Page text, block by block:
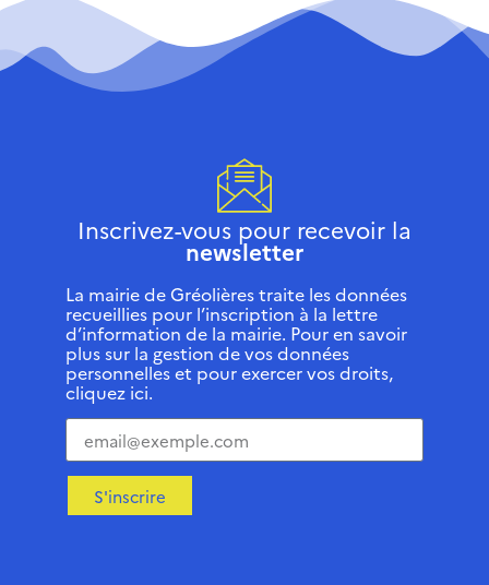
Inscrivez-vous pour recevoir la
newsletter
La mairie de Gréolières traite les données
recueillies pour l’inscription à la lettre
d’information de la mairie. Pour en savoir
plus sur la gestion de vos données
personnelles et pour exercer vos droits,
cliquez ici.
S'inscrire